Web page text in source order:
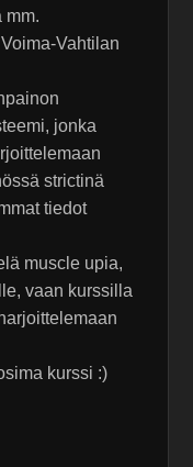
mm.
Vahtilan
jonka
strictinä
tiedot
muscle upia,
vaan kurssilla
kurssi :)